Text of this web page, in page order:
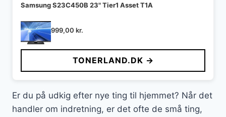
Samsung S23C450B 23" Tier1 Asset T1A
999,00 kr.
TONERLAND.DK →
Er du på udkig efter nye ting til hjemmet? Når det
handler om indretning, er det ofte de små ting,